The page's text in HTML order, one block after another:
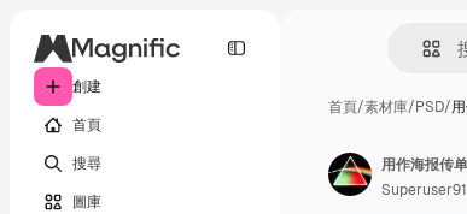
創建
首頁
搜尋
圖庫
首頁/素材庫/PSD/
用作海报传
Superuser91